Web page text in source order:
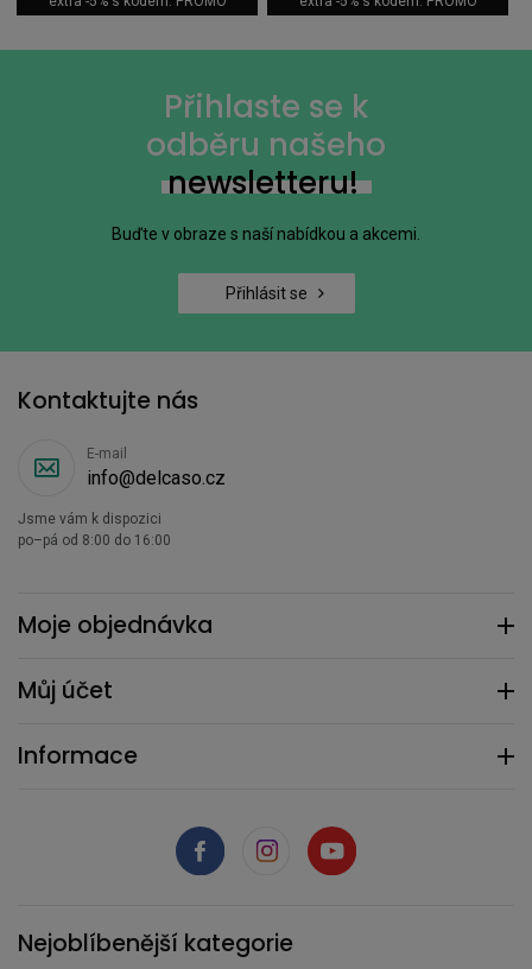
Přihlaste se k
odběru našeho
newsletteru!
Buďte v obraze s naší nabídkou a akcemi.
Přihlásit se
Moje objednávka
Můj účet
Informace
Kontaktujte nás
E-mail
info@delcaso.cz
Jsme vám k dispozici
po–pá od 8:00 do 16:00
Nejoblíbenější kategorie